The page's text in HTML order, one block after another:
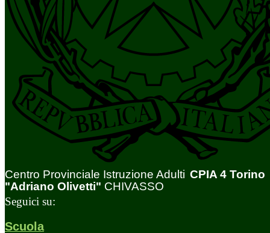
Centro Provinciale Istruzione Adulti CPIA 4 Torino
"Adriano Olivetti" CHIVASSO
Seguici su:
Scuola